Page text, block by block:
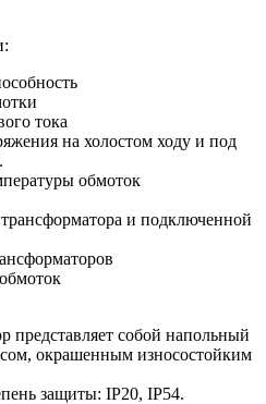
тока
на холостом ходу и под
обмоток
и подключенной
представляет собой напольный
окрашенным износостойким
защиты: IP20, IP54.